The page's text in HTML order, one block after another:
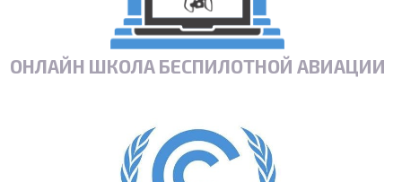
ОНЛАЙН ШКОЛА БЕСПИЛОТНОЙ АВИАЦИИ